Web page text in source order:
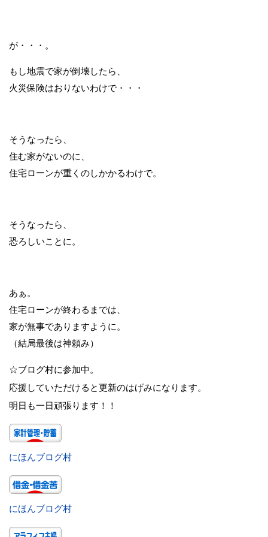
が・・・。
もし地震で家が倒壊したら、
火災保険はおりないわけで・・・
そうなったら、
住む家がないのに、
住宅ローンが重くのしかかるわけで。
そうなったら、
恐ろしいことに。
あぁ。
住宅ローンが終わるまでは、
家が無事でありますように。
（結局最後は神頼み）
☆ブログ村に参加中。
応援していただけると更新のはげみになります。
明日も一日頑張ります！！
にほんブログ村
にほんブログ村